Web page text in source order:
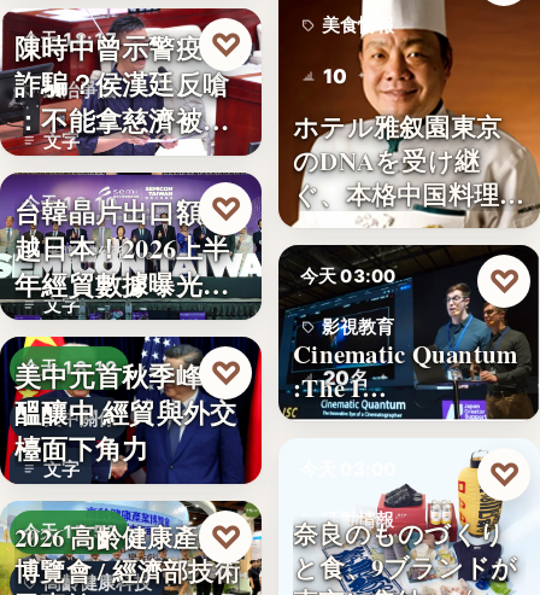
今天 18:17
政治爭議
文字
陳時中曾示警疫苗
詐騙？侯漢廷反嗆
：不能拿慈濟被詐
來洗白「…
♡
今天 18:10
半導體經貿
文字
台韓晶片出口額超
越日本！2026上半
年經貿數據曝光：
台積…
♡
今天 18:10
美中關係
文字
美中元首秋季峰會
醞釀中 經貿與外交
檯面下角力
♡
今天 17:59
高齡健康科技
2026 高齡健康產業
博覽會 / 經濟部技術
♡
美食情報
10
ホテル雅叙園東京
のDNAを受け継
ぐ、本格中国料理店
「万福…
今天 03:00
影視教育
20名
Cinematic Quantum
:The I…
♡
活動情報
9
奈良のものづくり
と食、9ブランドが
♡